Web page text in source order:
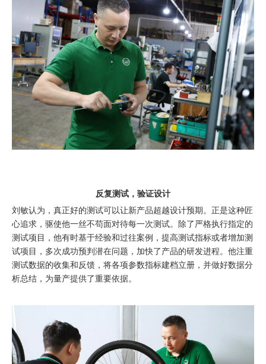
反复测试，验证设计
刘敏认为，真正好的测试可以让新产品超越设计预期。正是这种匠
心追求，驱使他一丝不苟面对待每一次测试。除了严格执行指定的
测试项目，他有时基于经验和过往案例，提高测试指标或者增加测
试项目，多次成功预判潜在问题，加快了产品的研发进程。他注重
测试数据的收集和反馈，将各项参数指标建档立册，并做好数据分
析总结，为量产提供了重要依据。